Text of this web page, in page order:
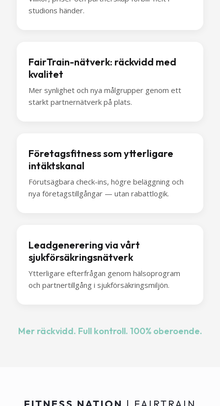
studions händer.
FairTrain-nätverk: räckvidd med
kvalitet
Mer synlighet och nya målgrupper genom ett
starkt partnernätverk på plats.
Företagsfitness som ytterligare
intäktskanal
Förutsägbara check-ins, högre beläggning och
nya företagstillgångar — utan rabattlogik.
Leadgenerering via vårt
sjukförsäkringsnätverk
Ytterligare efterfrågan genom hälsoprogram
och partnertillgång i sjukförsäkringsmiljön.
Mer räckvidd. Full kontroll. 100% oberoende.